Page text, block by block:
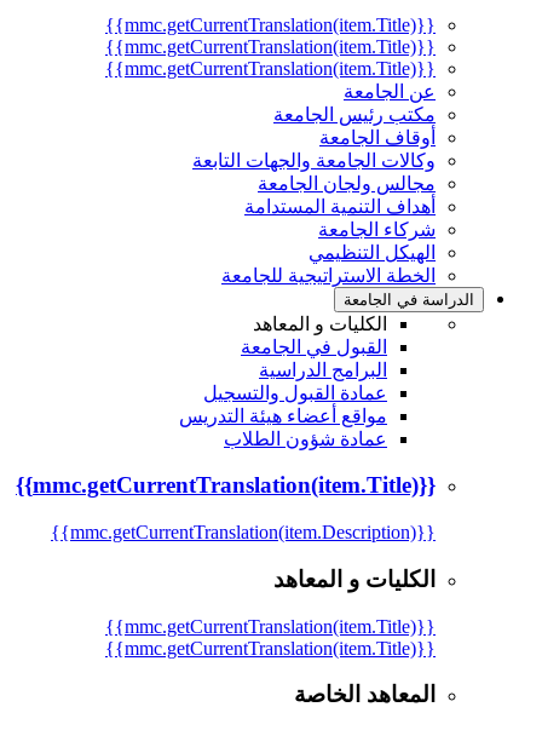
{{mmc.getCurrentTranslation(item.Title)}}
{{mmc.getCurrentTranslation(item.Title)}}
{{mmc.getCurrentTranslation(item.Title)}}
عن الجامعة
مكتب رئيس الجامعة
أوقاف الجامعة
وكالات الجامعة والجهات التابعة
مجالس ولجان الجامعة
أهداف التنمية المستدامة
شركاء الجامعة
الهيكل التنظيمي
الخطة الاستراتيجية للجامعة
الدراسة في الجامعة
الكليات و المعاهد
القبول في الجامعة
البرامج الدراسية
عمادة القبول والتسجيل
مواقع أعضاء هيئة التدريس
عمادة شؤون الطلاب
{{mmc.getCurrentTranslation(item.Title)}}
{{mmc.getCurrentTranslation(item.Description)}}
الكليات و المعاهد
{{mmc.getCurrentTranslation(item.Title)}}
{{mmc.getCurrentTranslation(item.Title)}}
المعاهد الخاصة